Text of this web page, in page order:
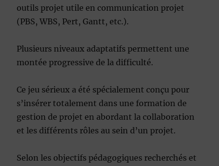
outils projet utile en communication projet
(PBS, WBS, Pert, Gantt, etc.).
Plusieurs niveaux adaptatifs permettent une
montée progressive de la difficulté.
Ce jeu sérieux a été spécialement conçu pour
s’insérer totalement dans une formation de
gestion de projet en abordant la collaboration
et les différents rôles au sein d’un projet.
Selon les objectifs pédagogiques recherchés et